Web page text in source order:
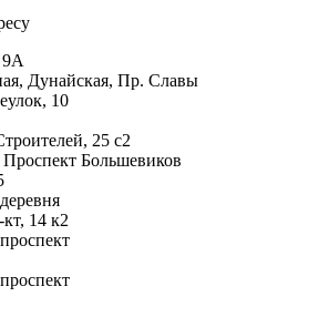
9А
Дунайская, Пр. Славы
10
25 с2
Большевиков
14 к2